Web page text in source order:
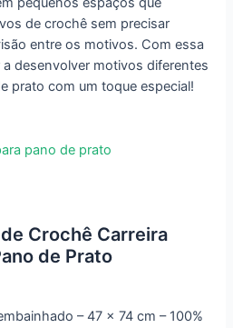
de crochê sem precisar
entre os motivos. Com essa
desenvolver motivos diferentes
prato com um toque especial!
Crochê Carreira
de Prato
– 47 x 74 cm – 100%